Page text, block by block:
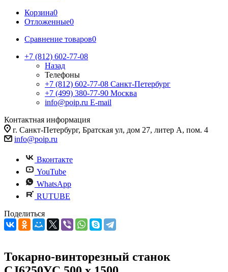
Корзина0
Отложенные0
Сравнение товаров0
+7 (812) 602-77-08
Назад
Телефоны
+7 (812) 602-77-08 Санкт-Петербург
+7 (499) 380-77-90 Москва
info@poip.ru E-mail
Контактная информация
г. Санкт-Петербург, Братская ул, дом 27, литер А, пом. 4
info@poip.ru
Вконтакте
YouTube
WhatsApp
RUTUBE
Поделиться
Токарно-винторезный станок